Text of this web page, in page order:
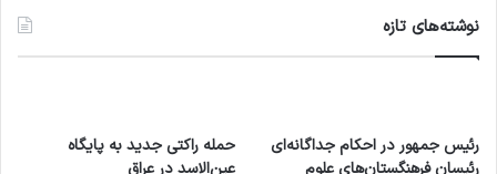
نوشته‌های تازه
رئیس جمهور در احکام جداگانه‌ای
رئیسان فرهنگستان‌های علوم
حمله راکتی جدید به پایگاه
عین‌الاسد در عراق